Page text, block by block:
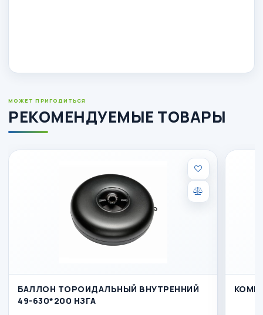
МОЖЕТ ПРИГОДИТЬСЯ
РЕКОМЕНДУЕМЫЕ ТОВАРЫ
БАЛЛОН ТОРОИДАЛЬНЫЙ ВНУТРЕННИЙ
49-630*200 НЗГА